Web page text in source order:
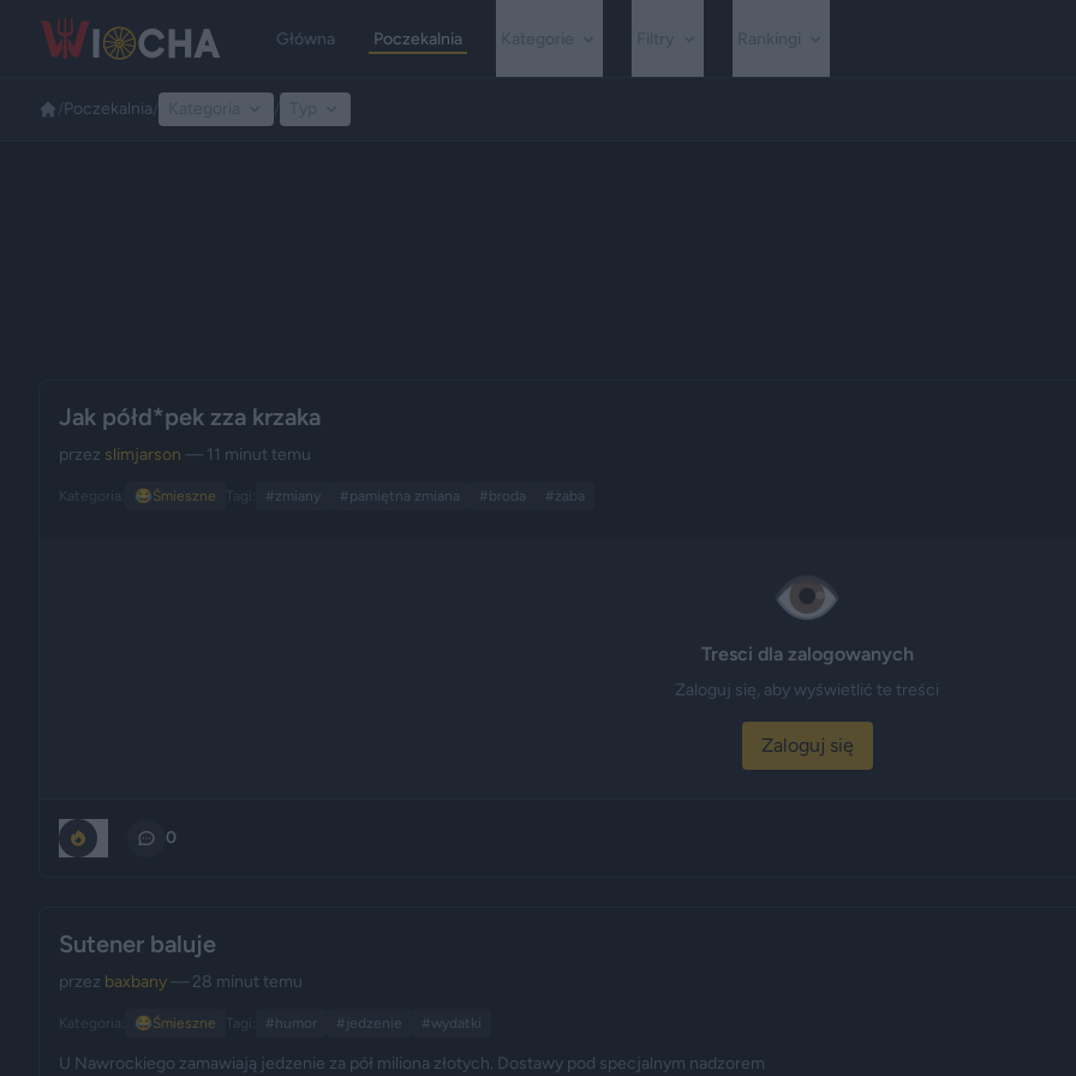
Główna Poczekalnia
Poczekalnia
Jak półd*pek zza krzaka
przez slimjarson — 11 minut temu
Kategoria: 😂Śmieszne Tagi: #zmiany #pamiętna zmiana #broda #żaba
👁️
Tresci dla zalogowanych
Zaloguj się, aby wyświetlić te treści
Zaloguj się
0
Sutener baluje
przez baxbany— 28 minut temu
Kategoria: 😂Śmieszne Tagi: #humor #jedzenie #wydatki
U Nawrockiego zamawiają jedzenie za pół miliona złotych. Dostawy pod specjalnym nadzorem